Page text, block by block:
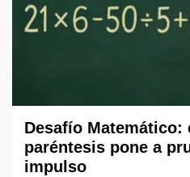
Desafío Matemático:
paréntesis pone a
impulso